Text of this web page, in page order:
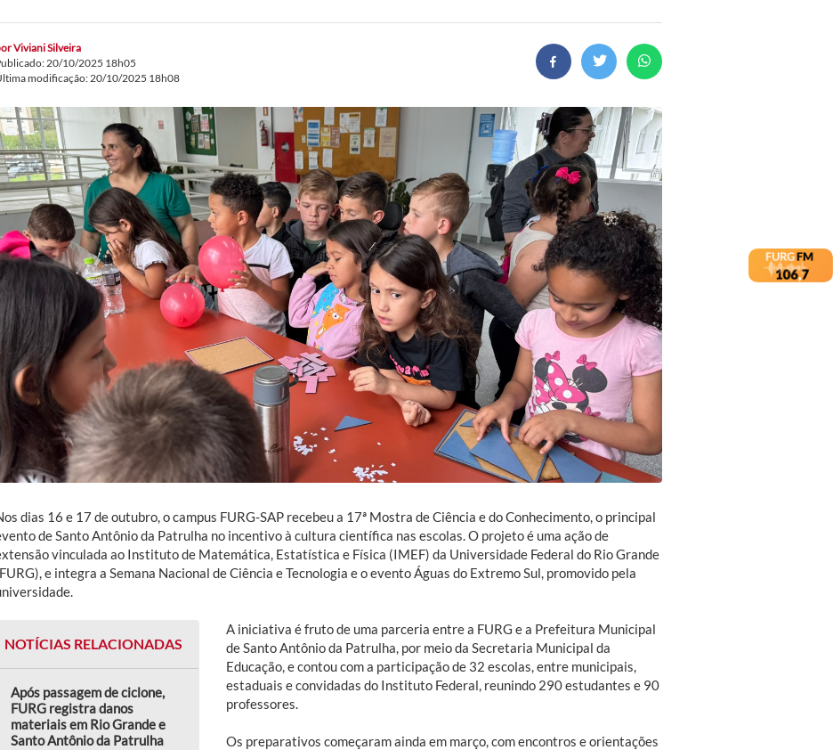
Viviani Silveira
20/10/2025 18h05
modificação: 20/10/2025 18h08
dias 16 e 17 de outubro, o campus FURG-SAP recebeu a 17ª Mostra de Ciência e do Conhecimento, o principal
de Santo Antônio da Patrulha no incentivo à cultura científica nas escolas. O projeto é uma ação de
vinculada ao Instituto de Matemática, Estatística e Física (IMEF) da Universidade Federal do Rio Grande
e integra a Semana Nacional de Ciência e Tecnologia e o evento Águas do Extremo Sul, promovido pela
NOTÍCIAS RELACIONADAS
Após passagem de ciclone,
FURG registra danos
materiais em Rio Grande e
Santo Antônio da Patrulha
A iniciativa é fruto de uma parceria entre a FURG e a Prefeitura Municipal
de Santo Antônio da Patrulha, por meio da Secretaria Municipal da
Educação, e contou com a participação de 32 escolas, entre municipais,
estaduais e convidadas do Instituto Federal, reunindo 290 estudantes e 90
professores.
Os preparativos começaram ainda em março, com encontros e orientações